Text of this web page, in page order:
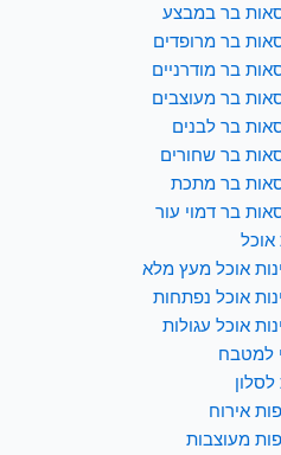
בר במבצע
בר מרופדים
בר מודרניים
בר מעוצבים
בר לבנים
בר שחורים
בר מתכת
בר דמוי עור
אוכל
אוכל מעץ מלא
אוכל נפתחות
אוכל עגולות
למטבח
אירוח
מעוצבות